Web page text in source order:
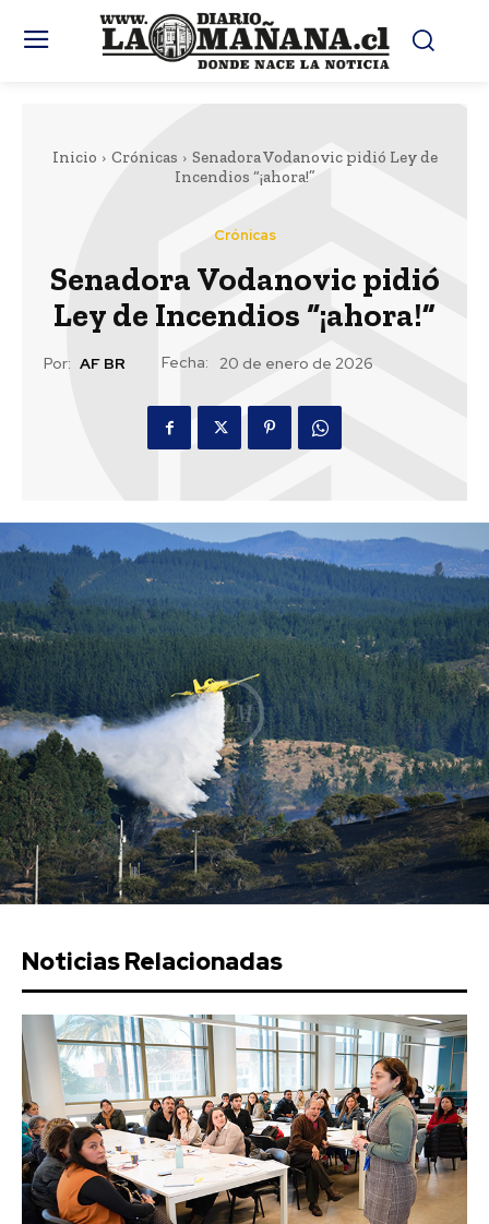
Inicio Crónicas
Senadora Vodanovic pidió Ley de
Incendios “¡ahora!”
Crónicas
Senadora Vodanovic pidió
Ley de Incendios “¡ahora!”
Por: AF BR Fecha: 20 de enero de 2026
Noticias Relacionadas